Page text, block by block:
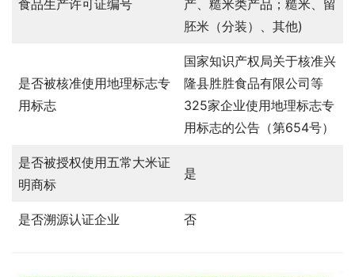
食品生产许可证编号
产、糙米类产品；糙米、留
胚米（分装）、其他)
是否被核准使用地理标志专
用标志
国家知识产权局关于核准兴
隆县胜胜食品有限公司等
325家企业使用地理标志专
用标志的公告（第654号）
是否被授权使用五常大米证
明商标
是
是否溯源认证企业 否